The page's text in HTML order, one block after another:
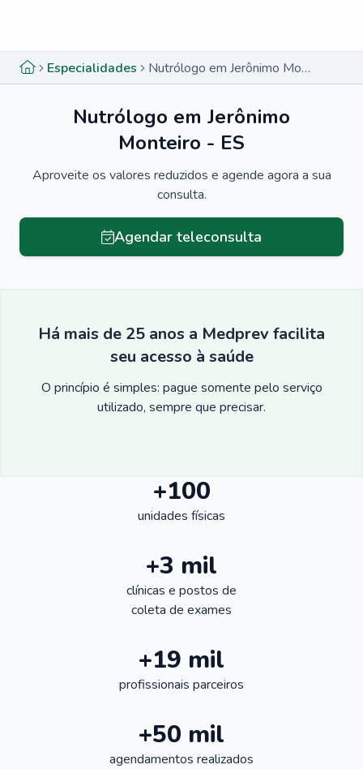
Especialidades Nutrólogo em Jerônimo Monteiro - ES
Nutrólogo em Jerônimo
Monteiro - ES
Aproveite os valores reduzidos e agende agora a sua
consulta.
Agendar teleconsulta
Há mais de 25 anos a Medprev facilita
seu acesso à saúde
O princípio é simples: pague somente pelo serviço
utilizado, sempre que precisar.
+100
unidades físicas
+3 mil
clínicas e postos de
coleta de exames
+19 mil
profissionais parceiros
+50 mil
agendamentos realizados